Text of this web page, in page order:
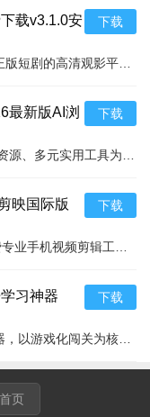
载v3.1.0安
下载
最新版AI浏
下载
映国际版
下载
习神器
下载
页